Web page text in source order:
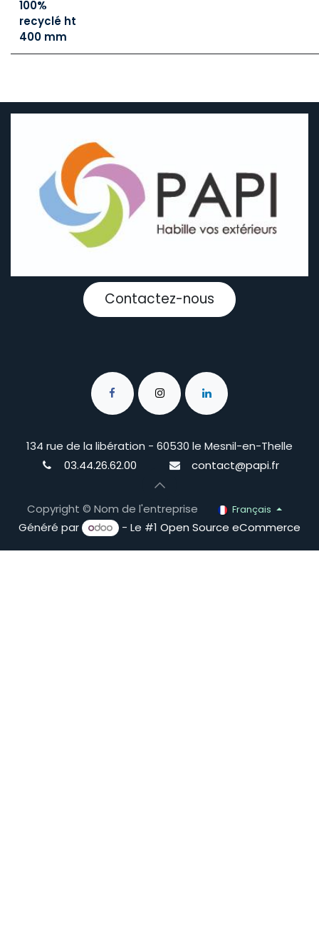
100%
recyclé ht
400 mm
Contactez-nous
134 rue de la libération - 60530 le Mesnil-en-Thelle
03.44.26.62.00
contact@papi.fr
Copyright © Nom de l'entreprise Français
Généré par - Le #1 Open Source eCommerce